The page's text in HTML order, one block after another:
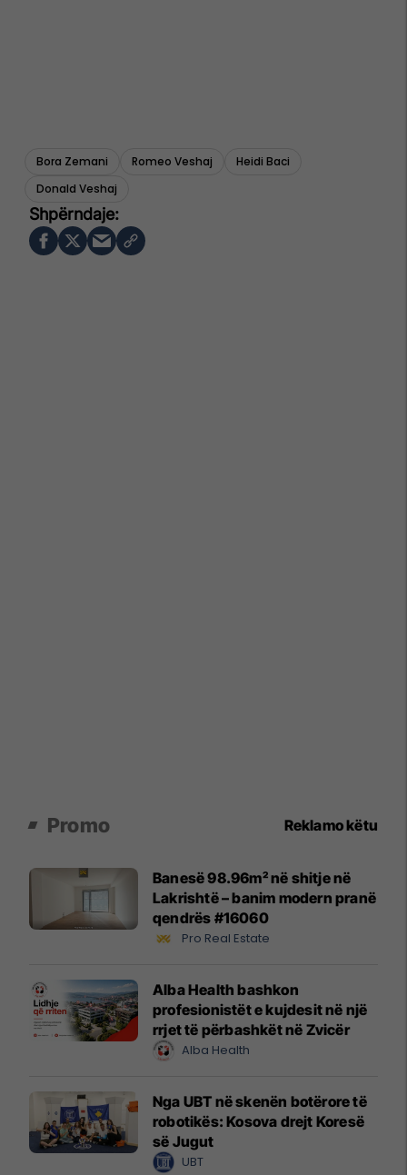
Bora Zemani Romeo Veshaj
Heidi Baci
Donald Veshaj
Promo Reklamo këtu
Banesë 98.96m² në shitje në
Lakrishtë – banim modern pranë
qendrës #16060
Pro Real Estate
Alba Health bashkon
profesionistët e kujdesit në një
rrjet të përbashkët në Zvicër
Alba Health
Nga UBT në skenën botërore të
robotikës: Kosova drejt Koresë
së Jugut
UBT